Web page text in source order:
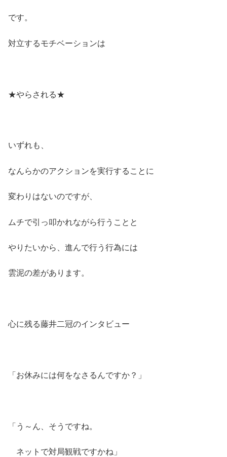
です。
対立するモチベーションは
★やらされる★
いずれも、
なんらかのアクションを実行することに
変わりはないのですが、
ムチで引っ叩かれながら行うことと
やりたいから、進んで行う行為には
雲泥の差があります。
心に残る藤井二冠のインタビュー
「お休みには何をなさるんですか？」
「う～ん、そうですね。
ネットで対局観戦ですかね」